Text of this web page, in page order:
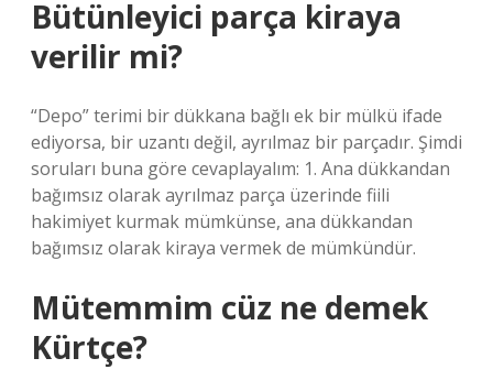
Bütünleyici parça kiraya
verilir mi?
“Depo” terimi bir dükkana bağlı ek bir mülkü ifade
ediyorsa, bir uzantı değil, ayrılmaz bir parçadır. Şimdi
soruları buna göre cevaplayalım: 1. Ana dükkandan
bağımsız olarak ayrılmaz parça üzerinde fiili
hakimiyet kurmak mümkünse, ana dükkandan
bağımsız olarak kiraya vermek de mümkündür.
Mütemmim cüz ne demek
Kürtçe?